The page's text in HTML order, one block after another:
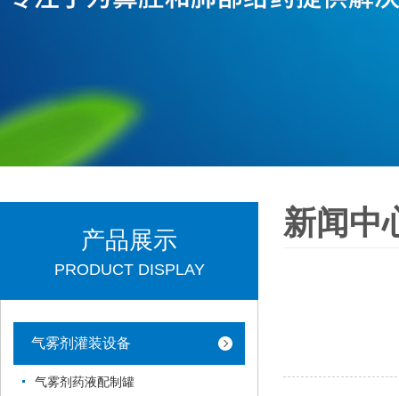
产品展示
PRODUCT DISPLAY
气雾剂灌装设备
气雾剂药液配制罐
新闻中